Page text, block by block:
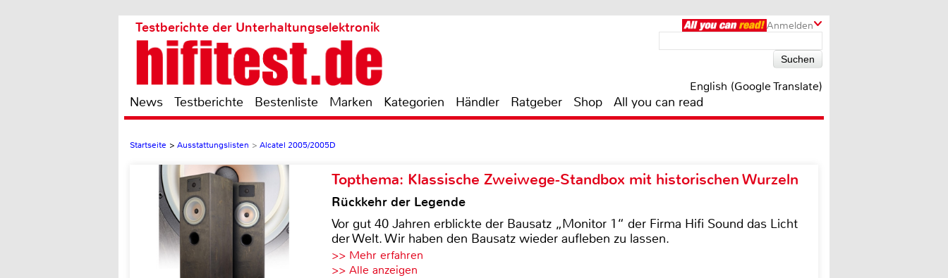
Anmelden
Testberichte der Unterhaltungselektronik
English (Google Translate)
News Testberichte Bestenliste Marken Kategorien Händler Ratgeber Shop All you can read
Startseite > Ausstattungslisten > Alcatel 2005/2005D
Topthema: Klassische Zweiwege-Standbox mit historischen Wurzeln
Rückkehr der Legende
Vor gut 40 Jahren erblickte der Bausatz „Monitor 1“ der Firma Hifi Sound das Licht
der Welt. Wir haben den Bausatz wieder aufleben zu lassen.
>> Mehr erfahren
>> Alle anzeigen